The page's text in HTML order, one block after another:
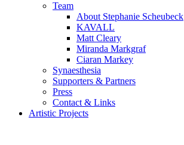
Team
About Stephanie Scheubeck
KAVALL
Matt Cleary
Miranda Markgraf
Ciaran Markey
Synaesthesia
Supporters & Partners
Press
Contact & Links
Artistic Projects